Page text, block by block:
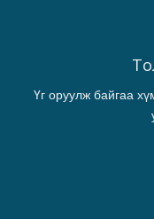
Үг оруулж байгаа